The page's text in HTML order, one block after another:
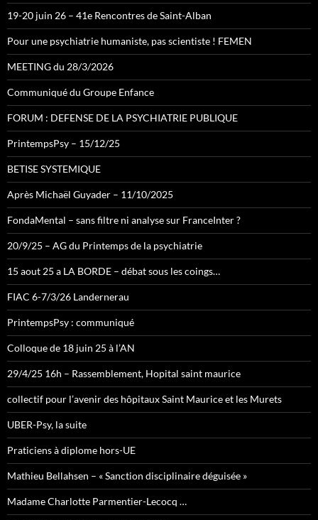
19-20 juin 26 – 41e Rencontres de Saint-Alban
Pour une psychiatrie humaniste, pas scientiste ! FEMEN
MEETING du 28/3/2026
Communiqué du Groupe Enfance
FORUM : DEFENSE DE LA PSYCHIATRIE PUBLIQUE
PrintempsPsy – 15/12/25
BETISE SYSTEMIQUE
Après Michaël Guyader – 11/10/2025
FondaMental – sans filtre ni analyse sur FranceInter ?
20/9/25 – AG du Printemps de la psychiatrie
15 aout 25 a LA BORDE – débat sous les coings…
FIAC 6-7/3/26 Landernerau
PrintempsPsy : communiqué
Colloque de 18 juin 25 à l’AN
29/4/25 16h – Rassemblement, Hopital saint maurice
collectif pour l’avenir des hôpitaux Saint Maurice et les Murets
UBER-Psy, la suite
Praticiens à diplome hors-UE
Mathieu Bellahsen – « Sanction disciplinaire déguisée »
Madame Charlotte Parmentier-Lecocq …